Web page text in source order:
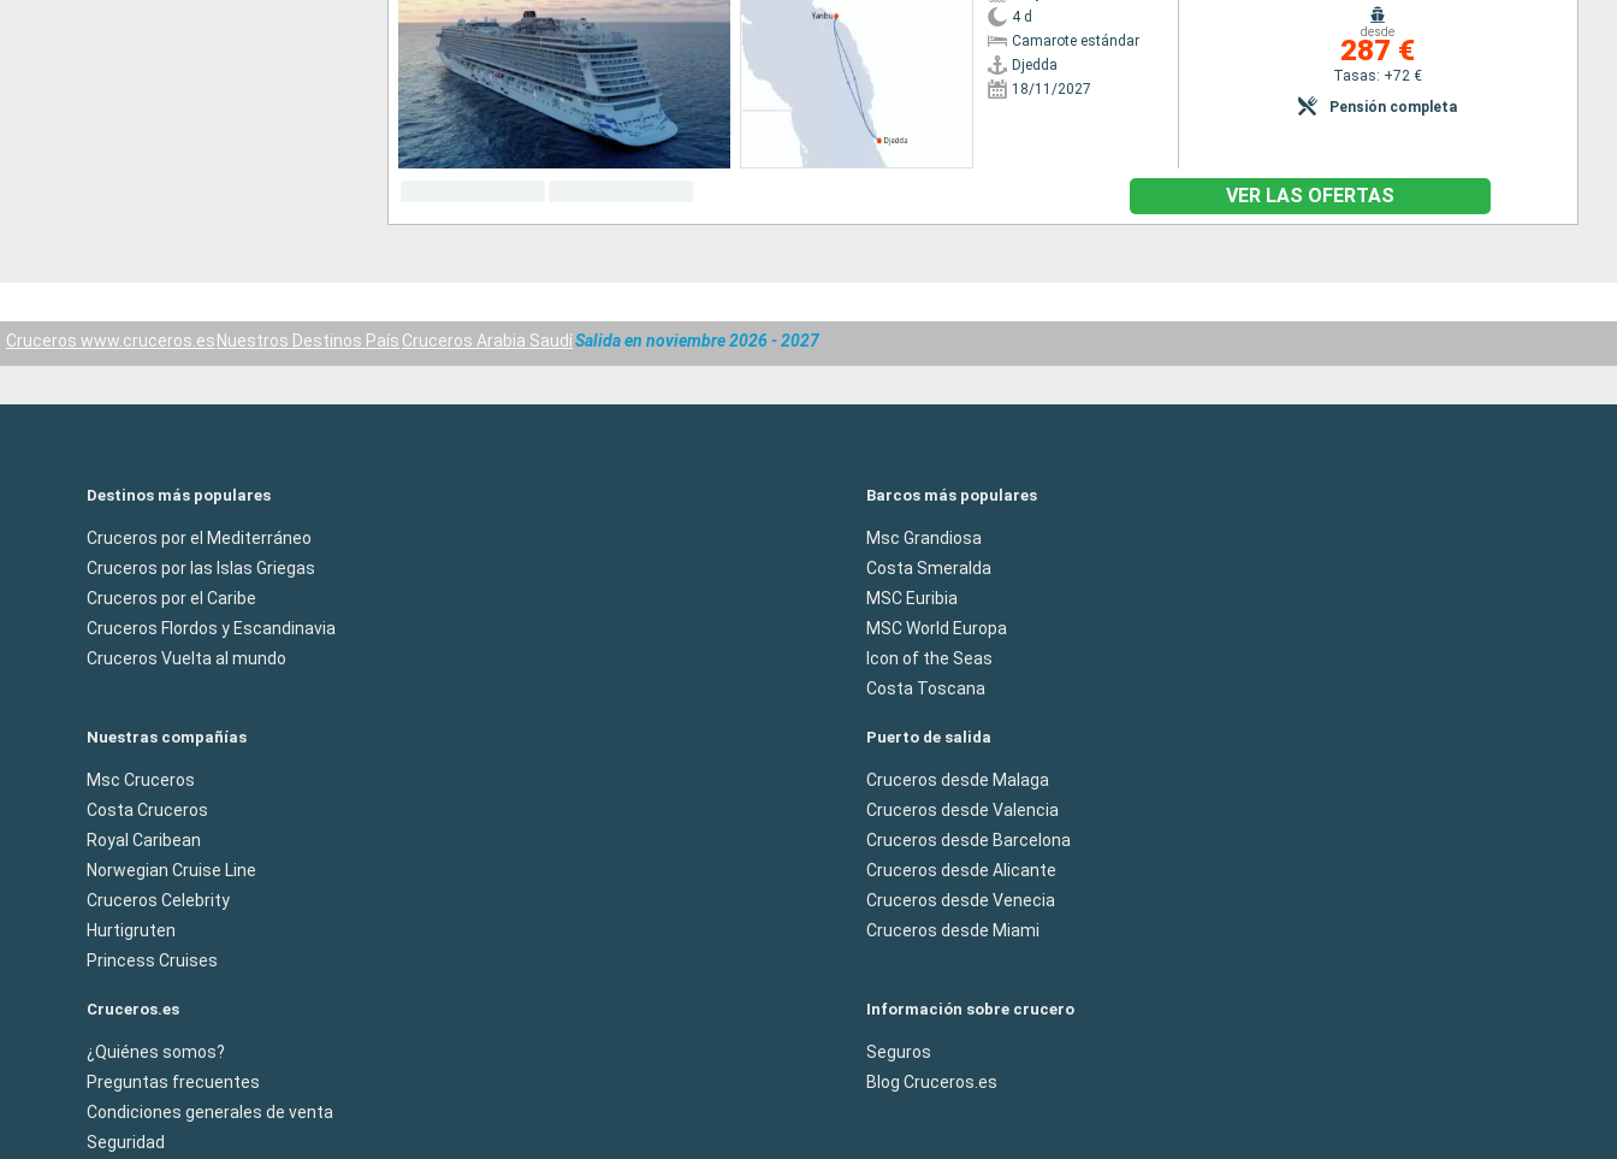
4 d
Camarote estándar
Djedda
18/11/2027
desde
287 €
Tasas: +72 €
Pensión completa
VER LAS OFERTAS
Cruceros www.cruceros.es Nuestros Destinos País Cruceros Arabia SaudíSalida en noviembre 2026 - 2027
Destinos más populares
Cruceros por el Mediterráneo
Cruceros por las Islas Griegas
Cruceros por el Caribe
Cruceros Flordos y Escandinavia
Cruceros Vuelta al mundo
Barcos más populares
Msc Grandiosa
Costa Smeralda
MSC Euribia
MSC World Europa
Icon of the Seas
Costa Toscana
Nuestras compañías
Msc Cruceros
Costa Cruceros
Royal Caribean
Norwegian Cruise Line
Cruceros Celebrity
Hurtigruten
Princess Cruises
Puerto de salida
Cruceros desde Malaga
Cruceros desde Valencia
Cruceros desde Barcelona
Cruceros desde Alicante
Cruceros desde Venecia
Cruceros desde Miami
Cruceros.es
¿Quiénes somos?
Preguntas frecuentes
Condiciones generales de venta
Seguridad
Información sobre crucero
Seguros
Blog Cruceros.es